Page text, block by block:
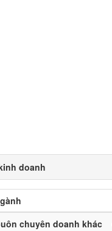
doanh
chuyên doanh khác